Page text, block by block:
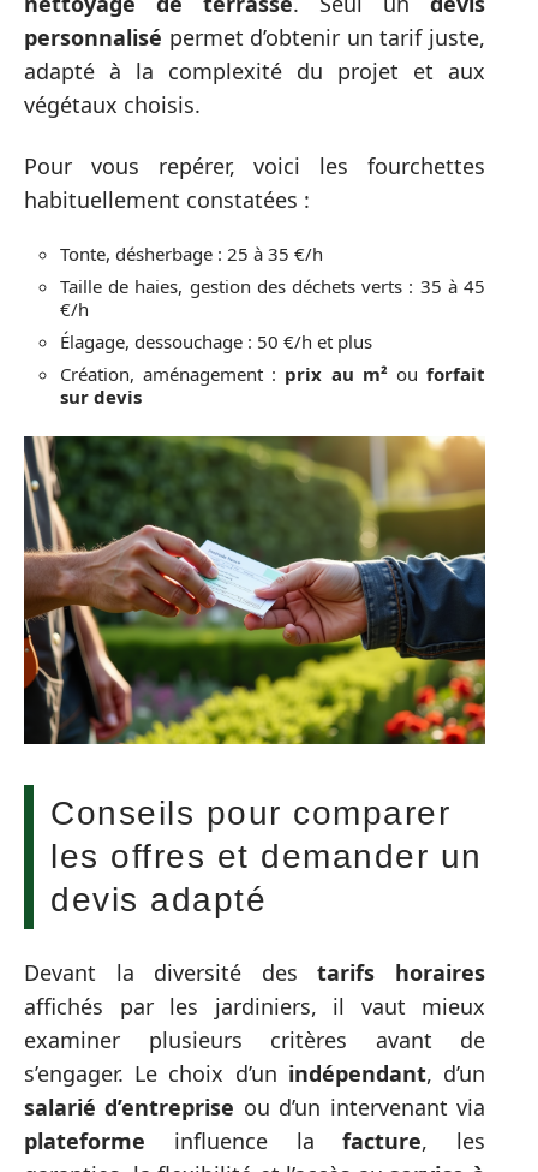
personnalisé permet d’obtenir un tarif juste,
adapté à la complexité du projet et aux
végétaux choisis.
Pour vous repérer, voici les fourchettes
habituellement constatées :
Tonte, désherbage : 25 à 35 €/h
Taille de haies, gestion des déchets verts : 35 à 45
€/h
Élagage, dessouchage : 50 €/h et plus
Création, aménagement : prix au m²ouforfait
sur devis
Conseils pour comparer
les offres et demander un
devis adapté
Devant la diversité destarifs horaires
affichés par les jardiniers, il vaut mieux
examiner plusieurs critères avant de
s’engager. Le choix d’un indépendant, d’un
salarié d’entreprise ou d’un intervenant via
plateforme influence lafacture, les